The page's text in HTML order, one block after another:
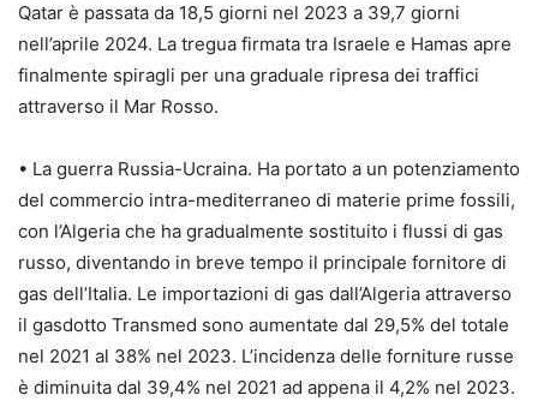
Qatar è passata da 18,5 giorni nel 2023 a 39,7 giorni
nell’aprile 2024. La tregua firmata tra Israele e Hamas apre
finalmente spiragli per una graduale ripresa dei traffici
attraverso il Mar Rosso.
• La guerra Russia-Ucraina. Ha portato a un potenziamento
del commercio intra-mediterraneo di materie prime fossili,
con l’Algeria che ha gradualmente sostituito i flussi di gas
russo, diventando in breve tempo il principale fornitore di
gas dell’Italia. Le importazioni di gas dall’Algeria attraverso
il gasdotto Transmed sono aumentate dal 29,5% del totale
nel 2021 al 38% nel 2023. L’incidenza delle forniture russe
è diminuita dal 39,4% nel 2021 ad appena il 4,2% nel 2023.